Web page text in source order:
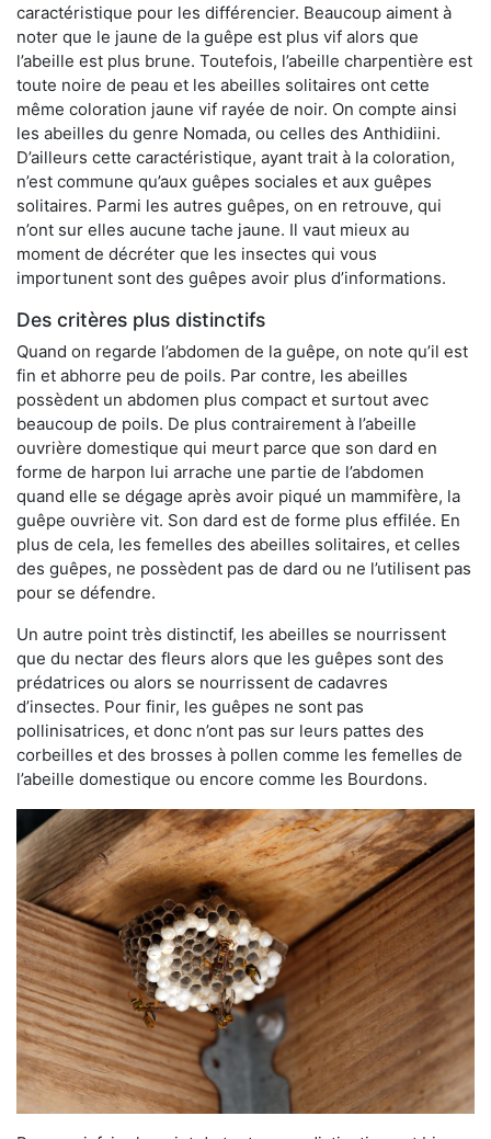
caractéristique pour les différencier. Beaucoup aiment à
noter que le jaune de la guêpe est plus vif alors que
l’abeille est plus brune. Toutefois, l’abeille charpentière est
toute noire de peau et les abeilles solitaires ont cette
même coloration jaune vif rayée de noir. On compte ainsi
les abeilles du genre Nomada, ou celles des Anthidiini.
D’ailleurs cette caractéristique, ayant trait à la coloration,
n’est commune qu’aux guêpes sociales et aux guêpes
solitaires. Parmi les autres guêpes, on en retrouve, qui
n’ont sur elles aucune tache jaune. Il vaut mieux au
moment de décréter que les insectes qui vous
importunent sont des guêpes avoir plus d’informations.
Des critères plus distinctifs
Quand on regarde l’abdomen de la guêpe, on note qu’il est
fin et abhorre peu de poils. Par contre, les abeilles
possèdent un abdomen plus compact et surtout avec
beaucoup de poils. De plus contrairement à l’abeille
ouvrière domestique qui meurt parce que son dard en
forme de harpon lui arrache une partie de l’abdomen
quand elle se dégage après avoir piqué un mammifère, la
guêpe ouvrière vit. Son dard est de forme plus effilée. En
plus de cela, les femelles des abeilles solitaires, et celles
des guêpes, ne possèdent pas de dard ou ne l’utilisent pas
pour se défendre.
Un autre point très distinctif, les abeilles se nourrissent
que du nectar des fleurs alors que les guêpes sont des
prédatrices ou alors se nourrissent de cadavres
d’insectes. Pour finir, les guêpes ne sont pas
pollinisatrices, et donc n’ont pas sur leurs pattes des
corbeilles et des brosses à pollen comme les femelles de
l’abeille domestique ou encore comme les Bourdons.